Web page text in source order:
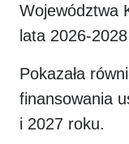
Województwa
lata 2026-
Pokazała
finansowania
i 2027 roku.